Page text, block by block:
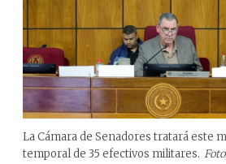
La Cámara de Senadores tratará este
temporal de 35 efectivos militares.